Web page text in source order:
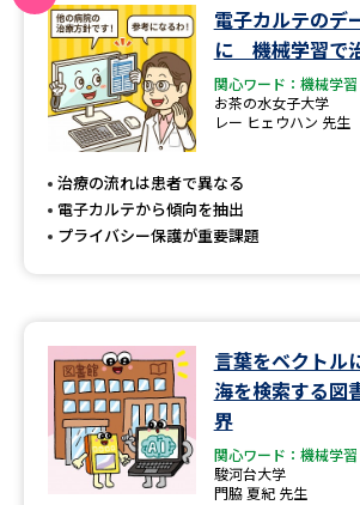
データサイエンス特集 奨学金・
デジタルパンフレット 進路の３択
新学年スタート号特集ページ
（高3生用）
SELFBRAND特集ページ
オープンキャンパス検索 実施プロ
来場型・Web型イベント特集
電子カルテのデ
に 機械学習で
関心ワード：機械学習
お茶の水女子大学
レー ヒェウハン 先生
治療の流れは患者で異なる
電子カルテから傾向を抽出
プライバシー保護が重要課題
言葉をベクト
海を検索する図
界
関心ワード：機械学習
駿河台大学
門脇 夏紀 先生